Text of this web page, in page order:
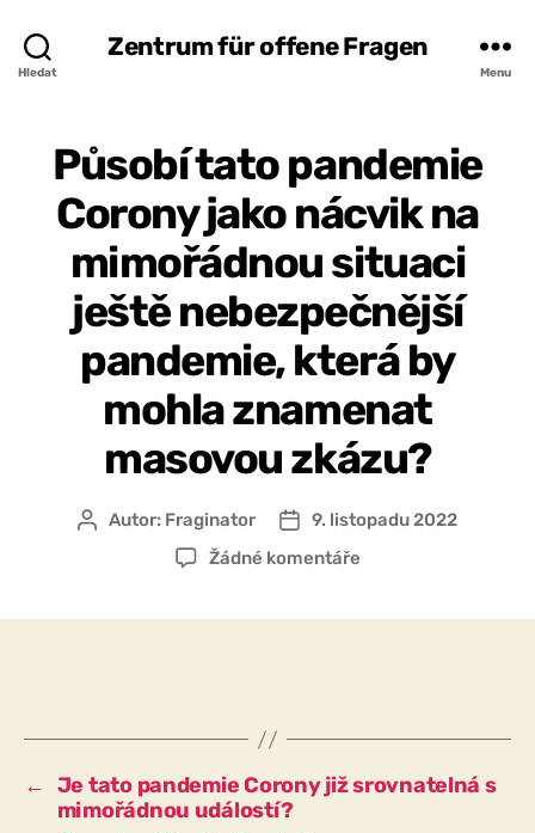
Hledat
Zentrum für offene Fragen
Menu
Působí tato pandemie
Corony jako nácvik na
mimořádnou situaci
ještě nebezpečnější
pandemie, která by
mohla znamenat
masovou zkázu?
AutorAutor: Fraginator
Datum
příspěvku
9. listopadu 2022
Žádné komentářeu
Corony
nácvik
← Je tato pandemie Corony již srovnatelná s
mimořádnou událostí?